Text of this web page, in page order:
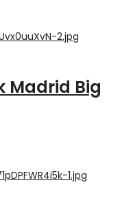
Madrid Big